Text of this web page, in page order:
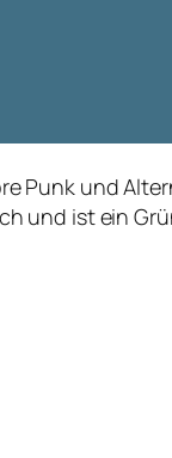
Punk und
und ist ein